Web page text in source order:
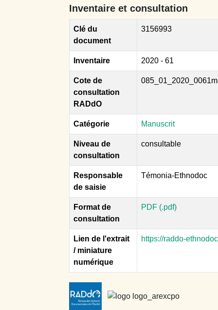
Inventaire et consultation
Clé du
document
3156993
Inventaire 2020 - 61
Cote de
consultation
RADdO
Catégorie Manuscrit
Niveau de
consultation
consultable
Responsable
de saisie
Témonia-Ethnodoc
Format de
consultation
PDF (.pdf)
Lien de l'extrait
/ miniature
numérique
https://raddo-